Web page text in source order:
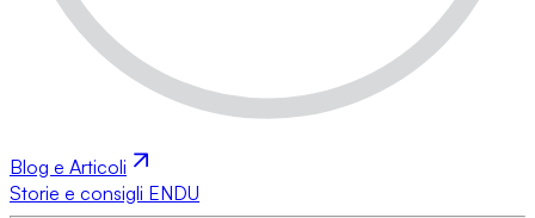
Blog e Articoli
Storie e consigli ENDU